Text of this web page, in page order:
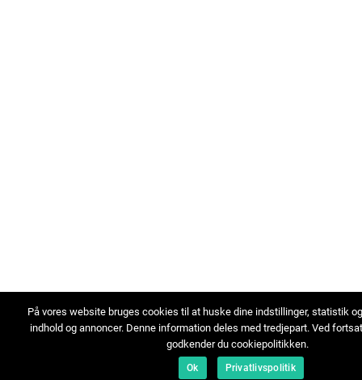
På vores website bruges cookies til at huske dine indstillinger, statistik
indhold og annoncer. Denne information deles med tredjepart. Ved
godkender du cookiepolitikken.
Ok Privatlivspolitik